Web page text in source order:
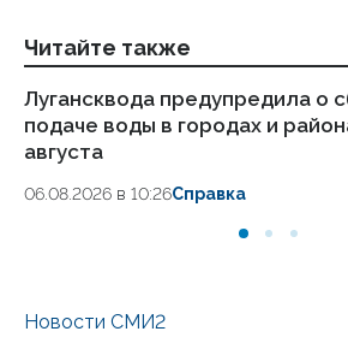
Читайте также
Лугансквода предупредила о
подаче воды в городах и
августа
06.08.2026 в 10:26Справка
Новости СМИ2